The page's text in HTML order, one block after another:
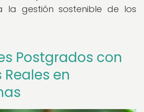
la gestión sostenible de los
Postgrados con
en